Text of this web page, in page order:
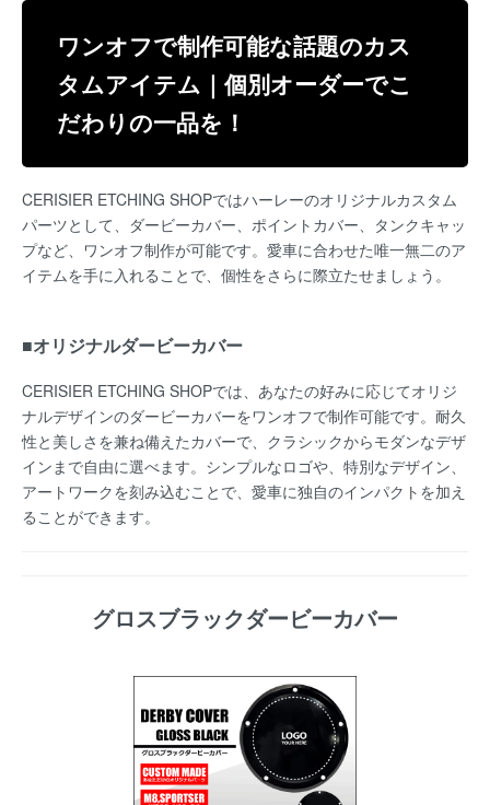
ワンオフで制作可能な話題のカス
タムアイテム｜個別オーダーでこ
だわりの一品を！
CERISIER ETCHING SHOPではハーレーのオリジナルカスタム
パーツとして、ダービーカバー、ポイントカバー、タンクキャッ
プなど、ワンオフ制作が可能です。愛車に合わせた唯一無二のア
イテムを手に入れることで、個性をさらに際立たせましょう。
■オリジナルダービーカバー
CERISIER ETCHING SHOPでは、あなたの好みに応じてオリジ
ナルデザインのダービーカバーをワンオフで制作可能です。耐久
性と美しさを兼ね備えたカバーで、クラシックからモダンなデザ
インまで自由に選べます。シンプルなロゴや、特別なデザイン、
アートワークを刻み込むことで、愛車に独自のインパクトを加え
ることができます。
グロスブラックダービーカバー